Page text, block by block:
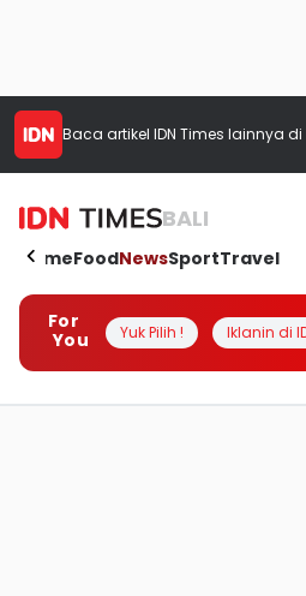
Baca artikel IDN Times lainnya di
BALI
HomeFoodNewsSportTravel
For
You
Yuk Pilih ! Iklanin di